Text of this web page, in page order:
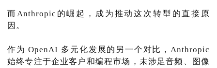
而Anthropic的崛起，成为推动这次转型的直接原
因。
作为 OpenAI 多元化发展的另一个对比，Anthropic
始终专注于企业客户和编程市场，未涉足音频、图像